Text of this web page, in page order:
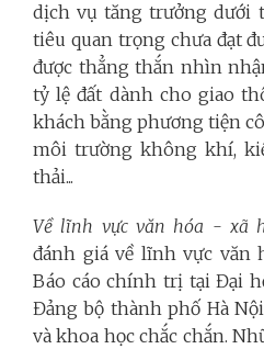
dịch vụ tăng trưởng dưới
tiêu quan trọng chưa đạt
được thẳng thắn nhìn
tỷ lệ đất dành cho giao
khách bằng phương tiện
môi trường không khí,
thải...
Về lĩnh vực văn hóa - xã
đánh giá về lĩnh vực văn
Báo cáo chính trị tại Đại
Đảng bộ thành phố Hà
và khoa học chắc chắn.